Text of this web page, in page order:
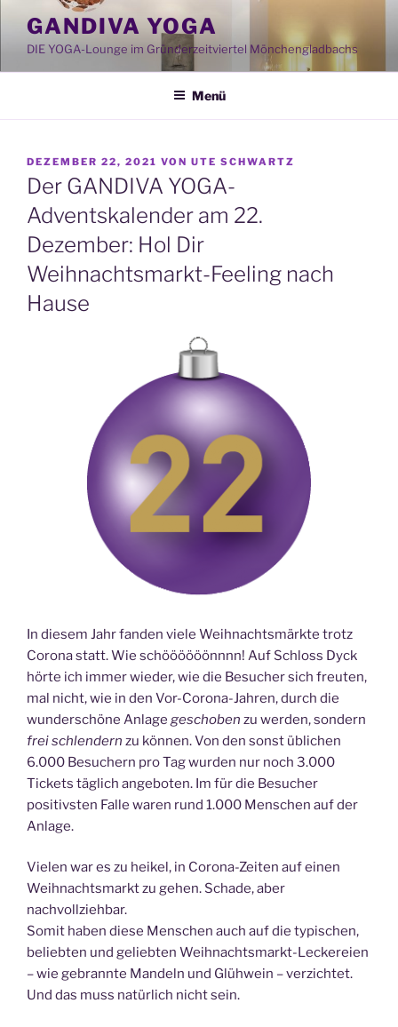
Inhalt
springen
GANDIVA YOGA
DIE YOGA-Lounge im Gründerzeitviertel Mönchengladbachs
Menü
VERÖFFENTLICHT
AM
DEZEMBER 22, 2021 VON UTE SCHWARTZ
Der GANDIVA YOGA-
Adventskalender am 22.
Dezember: Hol Dir
Weihnachtsmarkt-Feeling nach
Hause
In diesem Jahr fanden viele Weihnachtsmärkte trotz
Corona statt. Wie schöööööönnnn! Auf Schloss Dyck
hörte ich immer wieder, wie die Besucher sich freuten,
mal nicht, wie in den Vor-Corona-Jahren, durch die
wunderschöne Anlage geschoben zu werden, sondern
frei schlendern zu können. Von den sonst üblichen
6.000 Besuchern pro Tag wurden nur noch 3.000
Tickets täglich angeboten. Im für die Besucher
positivsten Falle waren rund 1.000 Menschen auf der
Anlage.
Vielen war es zu heikel, in Corona-Zeiten auf einen
Weihnachtsmarkt zu gehen. Schade, aber
nachvollziehbar.
Somit haben diese Menschen auch auf die typischen,
beliebten und geliebten Weihnachtsmarkt-Leckereien
– wie gebrannte Mandeln und Glühwein – verzichtet.
Und das muss natürlich nicht sein.